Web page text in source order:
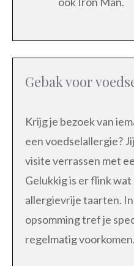
Gebak voor
Krijg je bezoek van
een voedselallergie?
visite verrassen met
Gelukkig is er flink
allergievrije taarten.
opsomming tref je
regelmatig voorkomen.